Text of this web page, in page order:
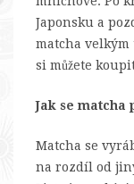
Japonsku a
matcha
si můžete
Jak se matcha
Matcha se
na rozdíl od